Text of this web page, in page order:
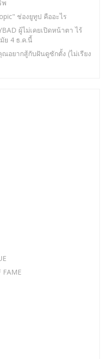
พ
ช่องยูทูป คืออะไร
ผู้ไม่เคยเปิดหน้าตา ไร้
ย 4 ธ.ค.นี้
ณอยากสู้กับฝันดูซักตั้ง (ไม่เรียง
FAME